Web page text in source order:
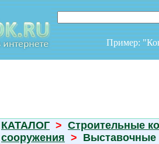
Пример:
КАТАЛОГ > Строительные
сооружения >